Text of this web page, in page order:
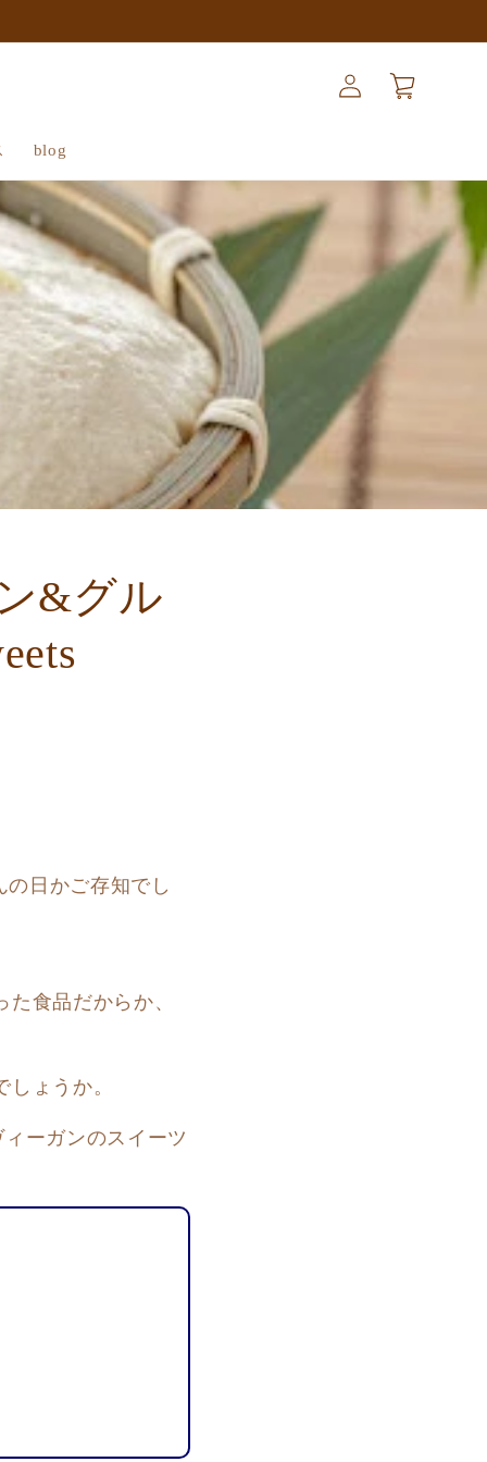
blog
ロ
グ
イ
ー
&グル
日かご存知でし
食品だからか、
ょうか。
ーガンのスイーツ